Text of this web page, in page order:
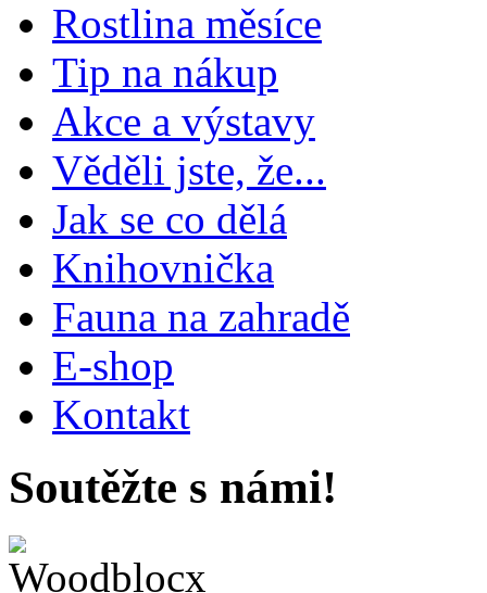
Rostlina měsíce
Tip na nákup
Akce a výstavy
Věděli jste, že...
Jak se co dělá
Knihovnička
Fauna na zahradě
E-shop
Kontakt
Soutěžte s námi!